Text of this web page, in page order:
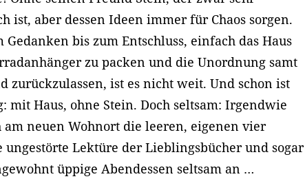
ist, aber dessen Ideen immer für Chaos sorgen.
Gedanken bis zum Entschluss, einfach das Haus
zu packen und die Unordnung samt
zurückzulassen, ist es nicht weit. Und schon ist
mit Haus, ohne Stein. Doch seltsam: Irgendwie
am neuen Wohnort die leeren, eigenen vier
ungestörte Lektüre der Lieblingsbücher und sogar
üppige Abendessen seltsam an …